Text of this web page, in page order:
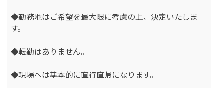
◆勤務地はご希望を最大限に考慮の上、決定いたしま
す。
◆転勤はありません。
◆現場へは基本的に直行直帰になります。